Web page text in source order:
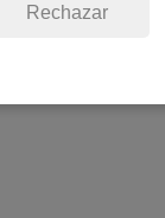
Rechazar